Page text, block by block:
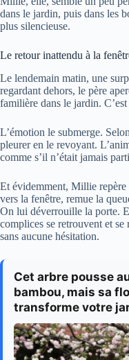
dans le jardin, puis dans les
plus silencieuse.
Le retour inattendu à la
Le lendemain matin, une
regardant dehors, le père
familière dans le jardin. C’est
L’émotion le submerge.
pleurer en le revoyant.
comme s’il n’était jamais
Et évidemment, Millie
vers la fenêtre, remue la
On lui déverrouille la porte.
complices se retrouvent et
sans aucune hésitation.
Cet arbre pousse
bambou, mais sa
transforme votre